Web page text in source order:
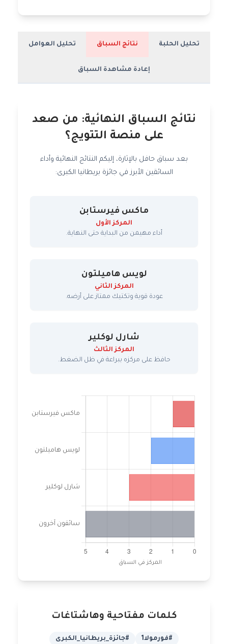
تحليل الحلبة نتائج السباق تحليل العوامل
إعادة مشاهدة السباق
نتائج السباق النهائية: من صعد
على منصة التتويج؟
بعد سباق حافل بالإثارة، إليكم النتائج النهائية وأداء
السائقين الأبرز في جائزة بريطانيا الكبرى:
ماكس فيرستابن
المركز الأول
أداء مهيمن من البداية حتى النهاية.
لويس هاميلتون
المركز الثاني
عودة قوية وتكتيك ممتاز على أرضه.
شارل لوكلير
المركز الثالث
حافظ على مركزه ببراعة في ظل الضغط.
كلمات مفتاحية وهاشتاغات
#فورمولا1
#جائزة_بريطانيا_الكبرى